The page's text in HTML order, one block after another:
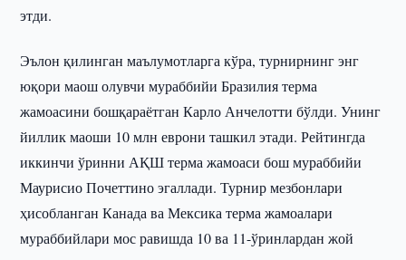
этди.
Эълон қилинган маълумотларга кўра, турнирнинг энг
юқори маош олувчи мураббийи Бразилия терма
жамоасини бошқараётган Карло Анчелотти бўлди. Унинг
йиллик маоши 10 млн еврони ташкил этади. Рейтингда
иккинчи ўринни АҚШ терма жамоаси бош мураббийи
Маурисио Почеттино эгаллади. Турнир мезбонлари
ҳисобланган Канада ва Мексика терма жамоалари
мураббийлари мос равишда 10 ва 11-ўринлардан жой